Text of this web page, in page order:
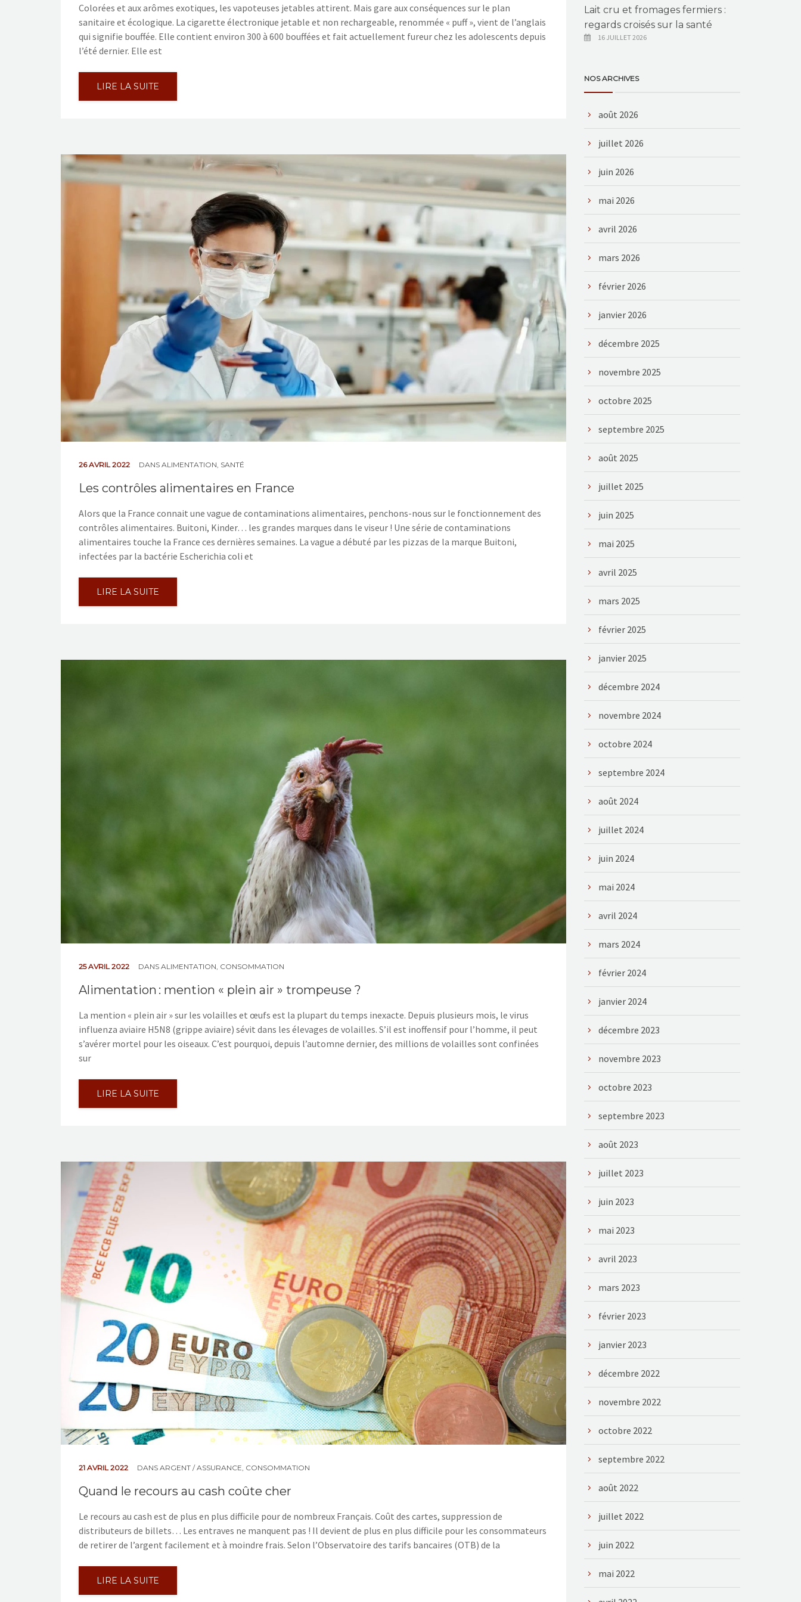
Colorées et aux arômes exotiques, les vapoteuses jetables attirent. Mais gare aux conséquences sur le plan
sanitaire et écologique. La cigarette électronique jetable et non rechargeable, renommée « puff », vient de l’anglais
qui signifie bouffée. Elle contient environ 300 à 600 bouffées et fait actuellement fureur chez les adolescents depuis
l’été dernier. Elle est
LIRE LA SUITE
26 AVRIL 2022 DANS ALIMENTATION SANTÉ
Les contrôles alimentaires en France
Alors que la France connait une vague de contaminations alimentaires, penchons-nous sur le fonctionnement des
contrôles alimentaires. Buitoni, Kinder… les grandes marques dans le viseur ! Une série de contaminations
alimentaires touche la France ces dernières semaines. La vague a débuté par les pizzas de la marque Buitoni,
infectées par la bactérie Escherichia coli et
LIRE LA SUITE
25 AVRIL 2022 DANS ALIMENTATION CONSOMMATION
Alimentation : mention « plein air » trompeuse ?
La mention « plein air » sur les volailles et œufs est la plupart du temps inexacte. Depuis plusieurs mois, le virus
influenza aviaire H5N8 (grippe aviaire) sévit dans les élevages de volailles. S’il est inoffensif pour l’homme, il peut
s’avérer mortel pour les oiseaux. C’est pourquoi, depuis l’automne dernier, des millions de volailles sont confinées
sur
LIRE LA SUITE
21 AVRIL 2022 DANS ARGENT / ASSURANCE, CONSOMMATION
Quand le recours au cash coûte cher
Le recours au cash est de plus en plus difficile pour de nombreux Français. Coût des cartes, suppression de
distributeurs de billets… Les entraves ne manquent pas ! Il devient de plus en plus difficile pour les consommateurs
de retirer de l’argent facilement et à moindre frais. Selon l’Observatoire des tarifs bancaires (OTB) de la
LIRE LA SUITE
Lait cru et fromages fermiers :
regards croisés sur la santé
16 JUILLET 2026
NOS ARCHIVES
août 2026
juillet 2026
juin 2026
mai 2026
avril 2026
mars 2026
février 2026
janvier 2026
décembre 2025
novembre 2025
octobre 2025
septembre 2025
août 2025
juillet 2025
juin 2025
mai 2025
avril 2025
mars 2025
février 2025
janvier 2025
décembre 2024
novembre 2024
octobre 2024
septembre 2024
août 2024
juillet 2024
juin 2024
mai 2024
avril 2024
mars 2024
février 2024
janvier 2024
décembre 2023
novembre 2023
octobre 2023
septembre 2023
août 2023
juillet 2023
juin 2023
mai 2023
avril 2023
mars 2023
février 2023
janvier 2023
décembre 2022
novembre 2022
octobre 2022
septembre 2022
août 2022
juillet 2022
juin 2022
mai 2022